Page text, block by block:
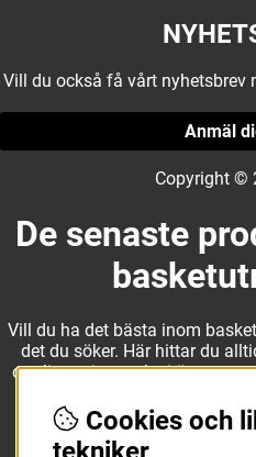
Vill du också få vårt nyhetsbrev
Anmäl
Copyright ©
De senaste
Vill du ha det bästa inom
det du söker. Här hittar du
otroliga priser, och vi är noga
nyheter i webbshopen. Det
som vill ha utrustning som
Cookies och